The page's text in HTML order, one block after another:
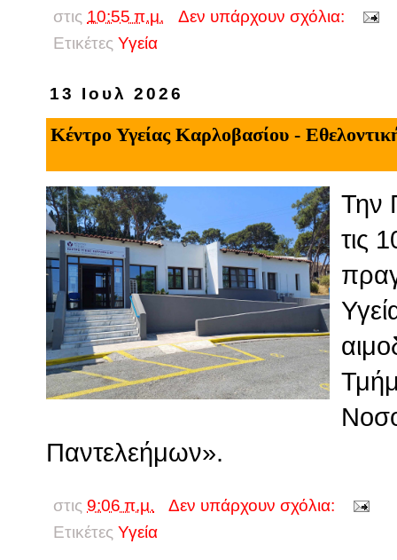
στις 10:55 π.μ.
Δεν υπάρχουν σχόλια:
Ετικέτες Υγεία
13 Ιουλ 2026
Κέντρο Υγείας Καρλοβασίου -
Την
τις
Παντελεήμων».
στις 9:06 π.μ.
Δεν υπάρχουν σχόλια:
Ετικέτες Υγεία